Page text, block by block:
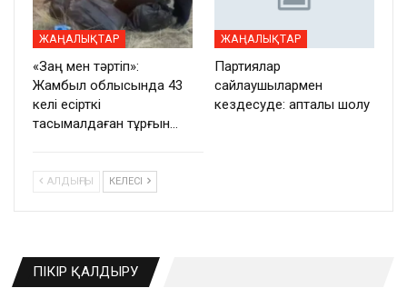
ЖАҢАЛЫҚТАР
«Заң мен тәртіп»:
Жамбыл облысында 43
келі есірткі
тасымалдаған тұрғын…
ЖАҢАЛЫҚТАР
Партиялар
сайлаушылармен
кездесуде: апталық шолу
АЛДЫҢҒЫ КЕЛЕСІ
ПІКІР ҚАЛДЫРУ